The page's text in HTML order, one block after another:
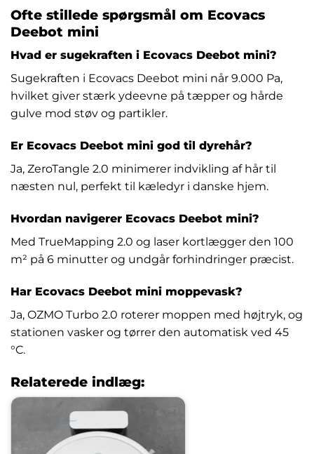
Ofte stillede spørgsmål om Ecovacs
Deebot mini
Hvad er sugekraften i Ecovacs Deebot mini?
Sugekraften i Ecovacs Deebot mini når 9.000 Pa,
hvilket giver stærk ydeevne på tæpper og hårde
gulve mod støv og partikler.
Er Ecovacs Deebot mini god til dyrehår?
Ja, ZeroTangle 2.0 minimerer indvikling af hår til
næsten nul, perfekt til kæledyr i danske hjem.
Hvordan navigerer Ecovacs Deebot mini?
Med TrueMapping 2.0 og laser kortlægger den 100
m² på 6 minutter og undgår forhindringer præcist.
Har Ecovacs Deebot mini moppevask?
Ja, OZMO Turbo 2.0 roterer moppen med højtryk, og
stationen vasker og tørrer den automatisk ved 45
°C.
Relaterede indlæg: